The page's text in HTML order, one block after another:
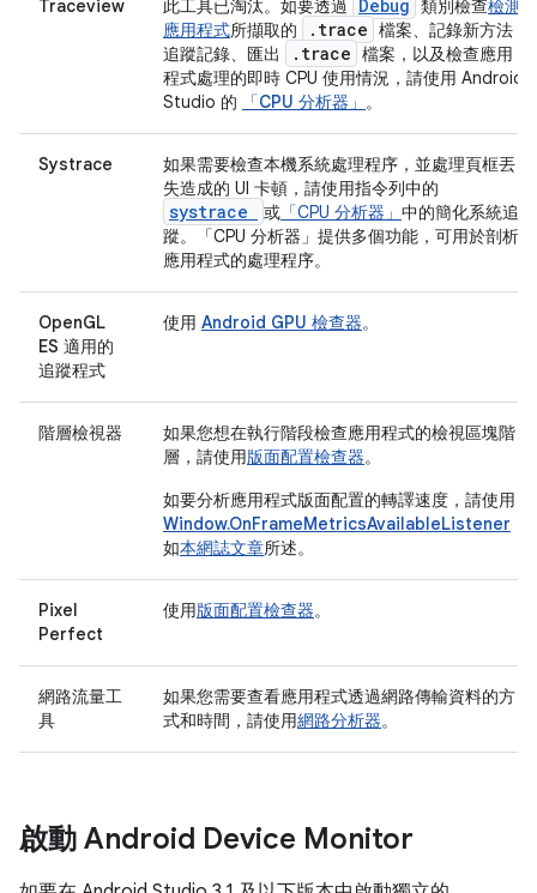
Traceview 此工具已淘汰。如要透過 Debug 類別檢查檢測
應用程式所擷取的 .trace 檔案、記錄新方法
追蹤記錄、匯出
.trace 檔案，以及檢查應用
程式處理的即時 CPU 使用情況，請使用 Android
Studio 的
「CPU 分析器」 。
Systrace
如果需要檢查本機系統處理程序，並處理頁框丟
失造成的 UI 卡頓，請使用指令列中的
systrace 或 「CPU 分析器」 中的簡化系統追
蹤。「CPU 分析器」 提供多個功能，可用於剖析
應用程式的處理程序。
OpenGL
ES 適用的
追蹤程式
使用 Android GPU 檢查器。
階層檢視器
如果您想在執行階段檢查應用程式的檢視區塊階
層，請使用版面配置檢查器。
如要分析應用程式版面配置的轉譯速度，請使用
Window.OnFrameMetricsAvailableListener
如本網誌文章所述。
Pixel
Perfect
使用版面配置檢查器。
網路流量工
具
如果您需要查看應用程式透過網路傳輸資料的方
式和時間，請使用網路分析器。
啟動 Android Device Monitor